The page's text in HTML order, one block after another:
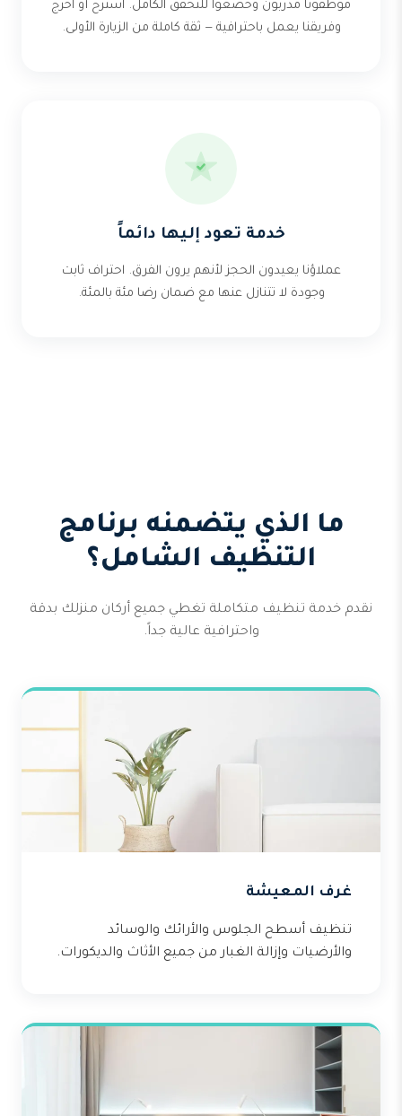
موظفونا مدربون وخضعوا للتحقق الكامل. استرح أو اخرج
وفريقنا يعمل باحترافية — ثقة كاملة من الزيارة الأولى.
خدمة تعود إليها دائماً
عملاؤنا يعيدون الحجز لأنهم يرون الفرق. احتراف ثابت
وجودة لا تتنازل عنها مع ضمان رضا مئة بالمئة.
ما الذي يتضمنه برنامج
التنظيف الشامل؟
نقدم خدمة تنظيف متكاملة تغطي جميع أركان منزلك بدقة
واحترافية عالية جداً.
غرف المعيشة
تنظيف أسطح الجلوس والأرائك والوسائد
والأرضيات وإزالة الغبار من جميع الأثاث والديكورات.